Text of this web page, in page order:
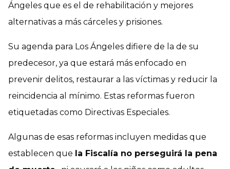
Ángeles que es el de rehabilitación y mejores
alternativas a más cárceles y prisiones.
Su agenda para Los Ángeles difiere de la de su
predecesor, ya que estará más enfocado en
prevenir delitos, restaurar a las víctimas y reducir la
reincidencia al mínimo. Estas reformas fueron
etiquetadas como Directivas Especiales.
Algunas de esas reformas incluyen medidas que
establecen que la Fiscalía no perseguirá la pena